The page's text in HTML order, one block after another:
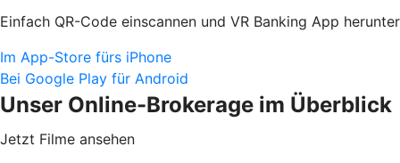
Einfach QR-Code einscannen und VR Banking App
Im App-Store fürs iPhone
Bei Google Play für Android
Unser Online-Brokerage im Überblick
Jetzt Filme ansehen